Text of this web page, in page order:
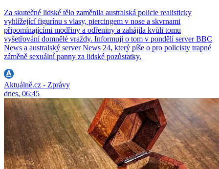
Za skutečné lidské tělo zaměnila australská policie realisticky
vyhlížející figurínu s vlasy, piercingem v nose a skvrnami
připomínajícími modřiny a odřeniny a zahájila kvůli tomu
vyšetřování domnělé vraždy. Informují o tom v pondělí server BBC
News a australský server News 24, který píše o pro policisty trapné
záměně sexuální panny za lidské pozůstatky.
Aktuálně.cz - Zprávy
dnes, 06:45